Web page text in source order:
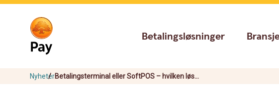
Go
navigation
Skip
Betalingsløsninger
NyheterBetalingsterminal eller SoftPOS – hvilken løs...